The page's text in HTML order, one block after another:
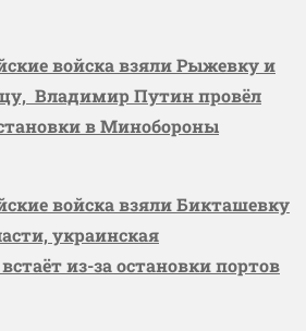
войска взяли Рыжевку и
Владимир Путин провёл
в Минобороны
войска взяли Бикташевку
украинская
из-за остановки портов